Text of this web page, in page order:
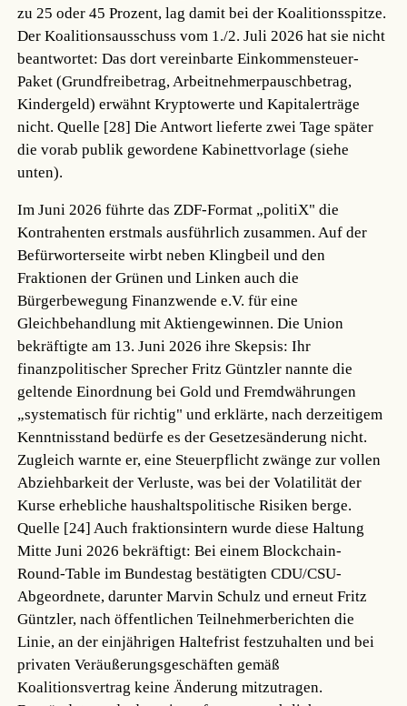
zu 25 oder 45 Prozent, lag damit bei der Koalitionsspitze.
Der Koalitionsausschuss vom 1./2. Juli 2026 hat sie nicht
beantwortet: Das dort vereinbarte Einkommensteuer-
Paket (Grundfreibetrag, Arbeitnehmerpauschbetrag,
Kindergeld) erwähnt Kryptowerte und Kapitalerträge
nicht.Quelle [28] Die Antwort lieferte zwei Tage später
die vorab publik gewordene Kabinettvorlage (siehe
unten).
Im Juni 2026 führte das ZDF-Format „politiX" die
Kontrahenten erstmals ausführlich zusammen. Auf der
Befürworterseite wirbt neben Klingbeil und den
Fraktionen der Grünen und Linken auch die
Bürgerbewegung Finanzwende e.V. für eine
Gleichbehandlung mit Aktiengewinnen. Die Union
bekräftigte am 13. Juni 2026 ihre Skepsis: Ihr
finanzpolitischer Sprecher Fritz Güntzler nannte die
geltende Einordnung bei Gold und Fremdwährungen
„systematisch für richtig" und erklärte, nach derzeitigem
Kenntnisstand bedürfe es der Gesetzesänderung nicht.
Zugleich warnte er, eine Steuerpflicht zwänge zur vollen
Abziehbarkeit der Verluste, was bei der Volatilität der
Kurse erhebliche haushaltspolitische Risiken berge.
Quelle [24] Auch fraktionsintern wurde diese Haltung
Mitte Juni 2026 bekräftigt: Bei einem Blockchain-
Round-Table im Bundestag bestätigten CDU/CSU-
Abgeordnete, darunter Marvin Schulz und erneut Fritz
Güntzler, nach öffentlichen Teilnehmerberichten die
Linie, an der einjährigen Haltefrist festzuhalten und bei
privaten Veräußerungsgeschäften gemäß
Koalitionsvertrag keine Änderung mitzutragen.